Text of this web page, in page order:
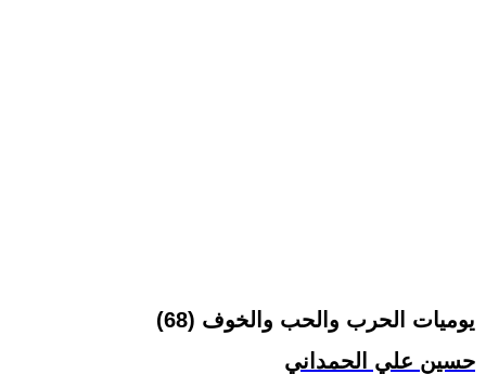
يوميات الحرب والحب والخوف (68)
حسين علي الحمداني